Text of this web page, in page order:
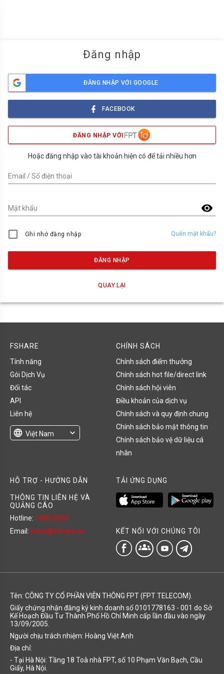
Đăng nhập
ĐĂNG NHẬP VỚI GOOGLE
FACEBOOK
ĐĂNG NHẬP VỚI
Hoặc đăng nhập vào tài khoản hiện có để tải nhiều hơn
Email / Số điện thoại
visibility
Mật khẩu
Ghi nhớ đăng nhập Quên mật khẩu?
ĐĂNG NHẬP
QUAY LẠI
FSHARE
Tính năng
Gói Dịch Vụ
Đối tác
API
Liên hệ
language Việt Nam
expand_more
CHÍNH SÁCH
Chính sách điểm thưởng
Chính sách hot file/direct link
Chính sách hội viên
Điều khoản của dịch vụ
Chính sách và quy định chung
Chính sách bảo mật thông tin
Chính sách bảo vệ dữ liệu cá
nhân
HỖ TRỢ - HƯỚNG DẪN
THÔNG TIN LIÊN HỆ VÀ
QUẢNG CÁO
Hotline: 1900 6600
Email: hotro@fshare.vn
TẢI ỨNG DỤNG
KẾT NỐI VỚI CHÚNG TÔI
groups
Tên: CÔNG TY CỔ PHẦN VIỄN THÔNG FPT (FPT TELECOM).
Giấy chứng nhận đăng ký kinh doanh số 0101778163 - 001 do Sở
Kế Hoạch Đầu Tư Thành Phố Hồ Chí Minh cấp lần đầu vào ngày
13/09/2005.
Người chịu trách nhiệm: Hoàng Việt Anh
Địa chỉ:
- Tại Hà Nội: Tầng 18 Toà nhà FPT, số 10 Phạm Văn Bạch, Cầu
Giấy, Hà Nội.